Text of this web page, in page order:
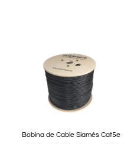
Bobina de Cable Siamés Cat5e